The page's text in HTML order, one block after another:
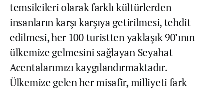
temsilcileri olarak farklı kültürlerden
insanların karşı karşıya getirilmesi, tehdit
edilmesi, her 100 turistten yaklaşık 90’ının
ülkemize gelmesini sağlayan Seyahat
Acentalarımızı kaygılandırmaktadır.
Ülkemize gelen her misafir, milliyeti fark